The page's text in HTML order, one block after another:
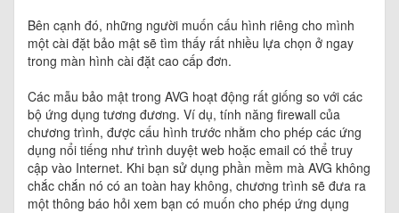
Bên cạnh đó, những người muốn cấu hình riêng cho mình
một cài đặt bảo mật sẽ tìm thấy rất nhiều lựa chọn ở ngay
trong màn hình cài đặt cao cấp đơn.
Các mẫu bảo mật trong AVG hoạt động rất giống so với các
bộ ứng dụng tương đương. Ví dụ, tính năng firewall của
chương trình, được cấu hình trước nhằm cho phép các ứng
dụng nổi tiếng như trình duyệt web hoặc email có thể truy
cập vào Internet. Khi bạn sử dụng phần mềm mà AVG không
chắc chắn nó có an toàn hay không, chương trình sẽ đưa ra
một thông báo hỏi xem bạn có muốn cho phép ứng dụng